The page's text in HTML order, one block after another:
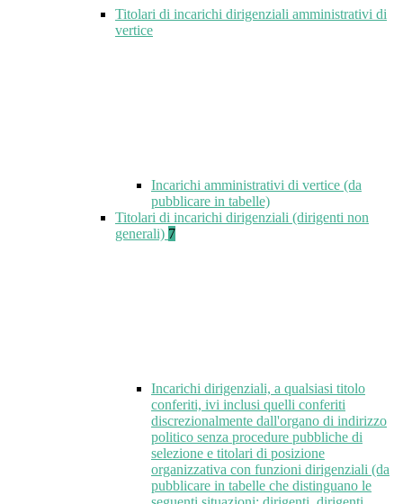
Titolari di incarichi dirigenziali amministrativi di
vertice
Incarichi amministrativi di vertice (da
pubblicare in tabelle)
Titolari di incarichi dirigenziali (dirigenti non
generali) 7
Incarichi dirigenziali, a qualsiasi titolo
conferiti, ivi inclusi quelli conferiti
discrezionalmente dall'organo di indirizzo
politico senza procedure pubbliche di
selezione e titolari di posizione
organizzativa con funzioni dirigenziali (da
pubblicare in tabelle che distinguano le